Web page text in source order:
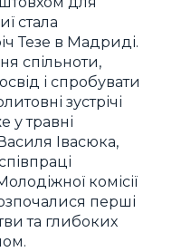
стала
Тезе в Мадриді.
спільноти,
і спробувати
зустрічі
у травні
Івасюка,
комісії
перші
та глибоких